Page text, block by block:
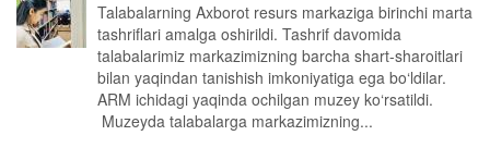
Talabalarning Axborot resurs markaziga birinchi marta
tashriflari amalga oshirildi. Tashrif davomida
talabalarimiz markazimizning barcha shart-sharoitlari
bilan yaqindan tanishish imkoniyatiga ega bo‘ldilar.
ARM ichidagi yaqinda ochilgan muzey ko‘rsatildi.
Muzeyda talabalarga markazimizning...